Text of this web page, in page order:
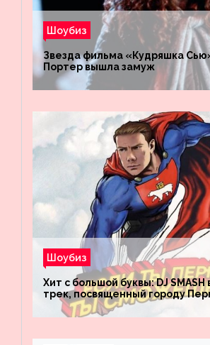
Шоубиз
Звезда фильма «Кудряшка
Портер вышла замуж
Шоубиз
Хит с большой буквы: DJ SMASH
трек, посвященный городу